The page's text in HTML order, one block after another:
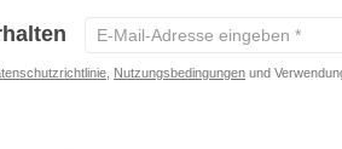
E-
Mail-Nutzungsbedingungen und